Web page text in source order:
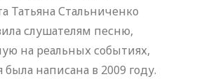
Татьяна Стальниченко
слушателям песню,
на реальных событиях,
была написана в 2009 году.